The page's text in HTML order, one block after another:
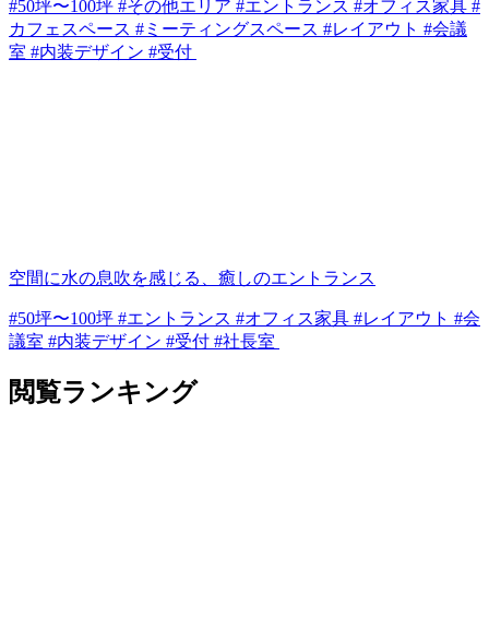
#50坪〜100坪 #その他エリア #エントランス #オフィス家具 #
カフェスペース #ミーティングスペース #レイアウト #会議
室 #内装デザイン #受付
空間に水の息吹を感じる、癒しのエントランス
#50坪〜100坪 #エントランス #オフィス家具 #レイアウト #会
議室 #内装デザイン #受付 #社長室
閲覧ランキング